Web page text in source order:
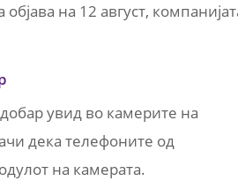
на 12 август,
увид во камерите на
дека телефоните од
на камерата.